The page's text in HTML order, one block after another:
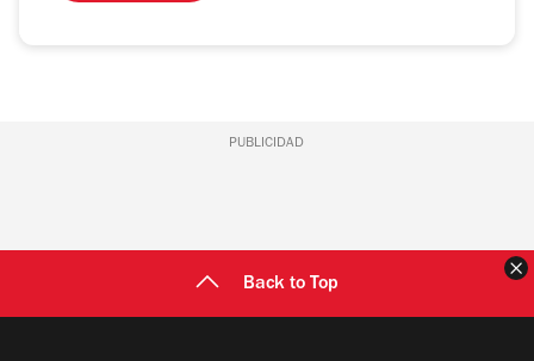
PUBLICIDAD
Back to Top